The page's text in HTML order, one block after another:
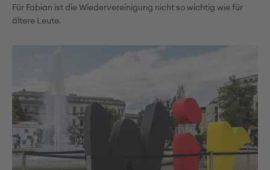
Für Fabian ist die Wiedervereinigung nicht so wichtig wie für
ältere Leute.